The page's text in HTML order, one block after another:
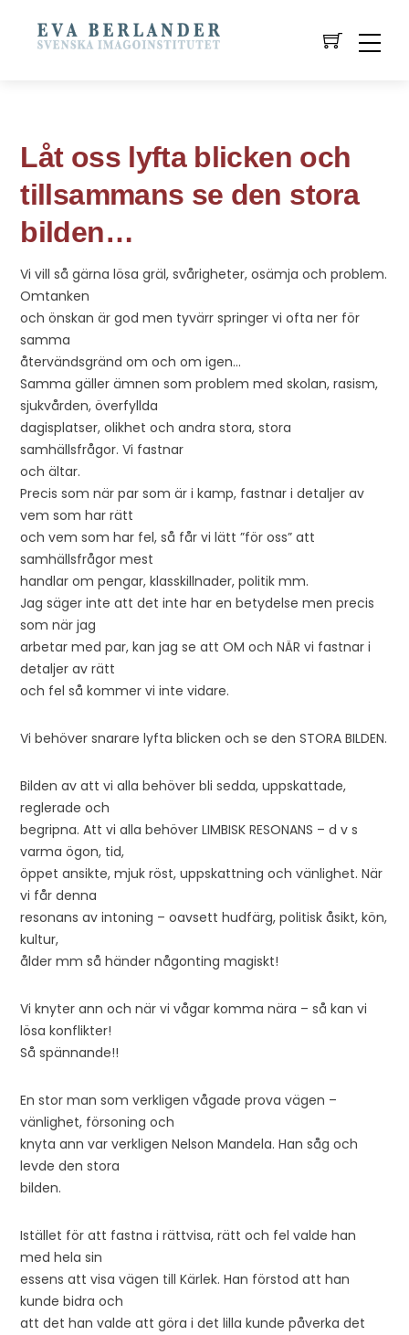
Låt oss lyfta blicken och
tillsammans se den stora
bilden…
Vi vill så gärna lösa gräl, svårigheter, osämja och problem.
Omtanken
och önskan är god men tyvärr springer vi ofta ner för
samma
återvändsgränd om och om igen…
Samma gäller ämnen som problem med skolan, rasism,
sjukvården, överfyllda
dagisplatser, olikhet och andra stora, stora
samhällsfrågor. Vi fastnar
och ältar.
Precis som när par som är i kamp, fastnar i detaljer av
vem som har rätt
och vem som har fel, så får vi lätt ”för oss” att
samhällsfrågor mest
handlar om pengar, klasskillnader, politik mm.
Jag säger inte att det inte har en betydelse men precis
som när jag
arbetar med par, kan jag se att OM och NÄR vi fastnar i
detaljer av rätt
och fel så kommer vi inte vidare.
Vi behöver snarare lyfta blicken och se den STORA BILDEN.
Bilden av att vi alla behöver bli sedda, uppskattade,
reglerade och
begripna. Att vi alla behöver LIMBISK RESONANS – d v s
varma ögon, tid,
öppet ansikte, mjuk röst, uppskattning och vänlighet. När
vi får denna
resonans av intoning – oavsett hudfärg, politisk åsikt, kön,
kultur,
ålder mm så händer någonting magiskt!
Vi knyter ann och när vi vågar komma nära – så kan vi
lösa konflikter!
Så spännande!!
En stor man som verkligen vågade prova vägen –
vänlighet, försoning och
knyta ann var verkligen Nelson Mandela. Han såg och
levde den stora
bilden.
Istället för att fastna i rättvisa, rätt och fel valde han
med hela sin
essens att visa vägen till Kärlek. Han förstod att han
kunde bidra och
att det han valde att göra i det lilla kunde påverka det